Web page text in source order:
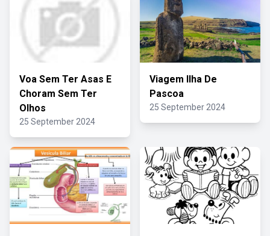
Voa Sem Ter Asas E
Choram Sem Ter
Olhos
25 September 2024
Viagem Ilha De
Pascoa
25 September 2024